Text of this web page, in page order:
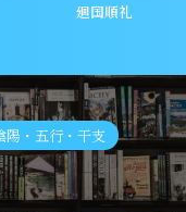
廻国順礼
陽・五行・干支